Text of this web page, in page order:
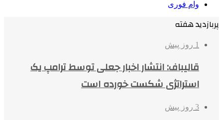
وام فوری
پربازدید هفته
1 روز پیش
قالیباف: انتشار اخبار جعلی توسط ترامپ یک
استراتژی شکست خورده است
3 روز پیش